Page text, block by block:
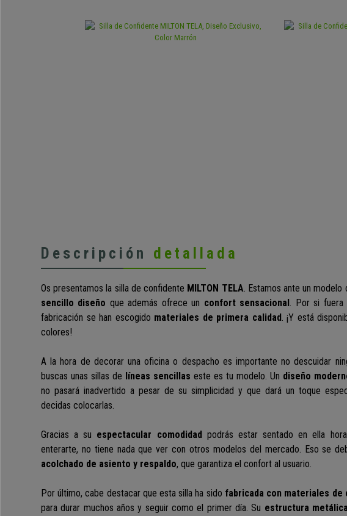
Descripción detallada
Os presentamos la silla de confidente MILTON TELA. Estamos ante un modelo
sencillo diseño que además ofrece un confort sensacional . Por si fuera
fabricación se han escogido materiales de primera calidad . ¡Y está
colores!
A la hora de decorar una oficina o despacho es importante no descuidar
buscas unas sillas de líneas sencillas este es tu modelo. Un diseño
no pasará inadvertido a pesar de su simplicidad y que dará un toque
decidas colocarlas.
Gracias a su espectacular comodidad podrás estar sentado en ella
enterarte, no tiene nada que ver con otros modelos del mercado. Eso se
acolchado de asiento y respaldo, que garantiza el confort al usuario.
Por último, cabe destacar que esta silla ha sido fabricada con materiales de
para durar muchos años y seguir como el primer día. Su estructura